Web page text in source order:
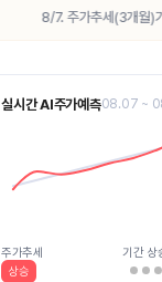
8/7. 주가추세(3개월)가강
실시간 AI주가예측08.07 ~
0…08.1008.11 08.1408.18
주가추세
상승
기간 상